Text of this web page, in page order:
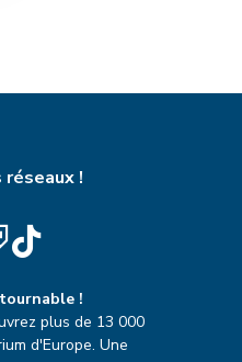
!
!
plus de 13 000
d'Europe. Une